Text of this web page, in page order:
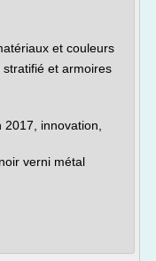
et couleurs
et armoires
innovation,
verni métal